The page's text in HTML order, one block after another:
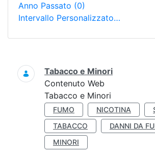
Anno Passato (0)
Intervallo Personalizzato…
Ricerca
Tabacco e Minori
Contenuto Web
Tabacco e Minori
FUMO NICOTINA
TABACCO
DANNI DA
MINORI